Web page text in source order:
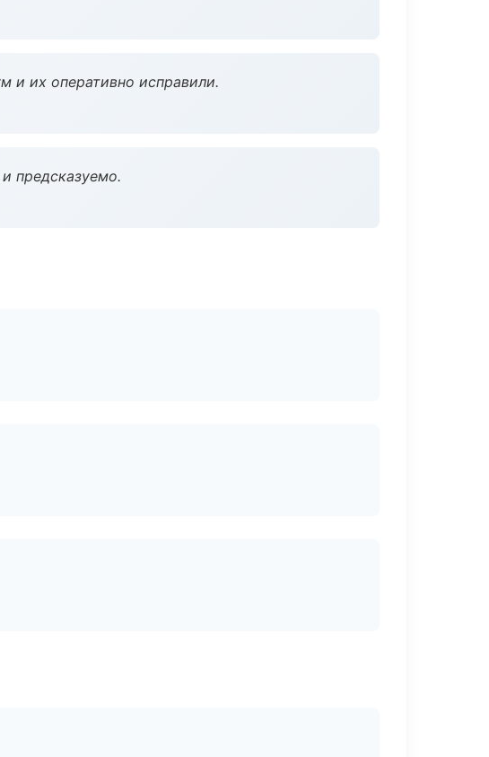
и их оперативно исправили.
предсказуемо.